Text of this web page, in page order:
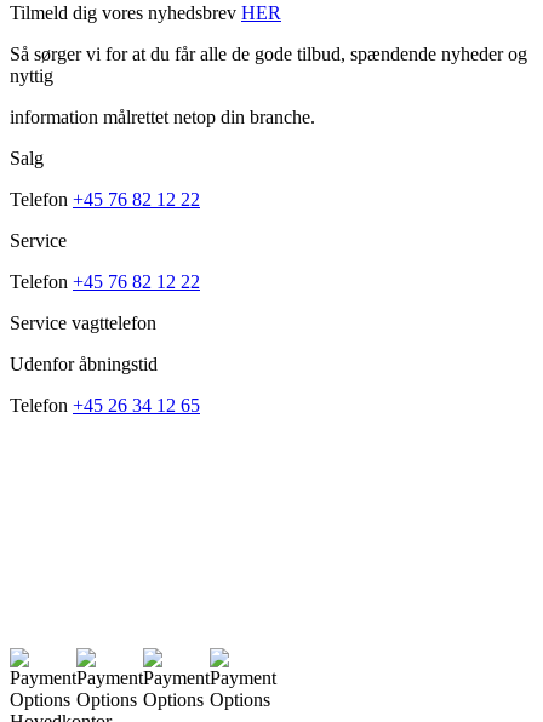
Tilmeld dig vores nyhedsbrev HER
Så sørger vi for at du får alle de gode tilbud, spændende nyheder og
nyttig
information målrettet netop din branche.
Salg
Telefon +45 76 82 12 22
Service
Telefon +45 76 82 12 22
Service vagttelefon
Udenfor åbningstid
Telefon +45 26 34 12 65